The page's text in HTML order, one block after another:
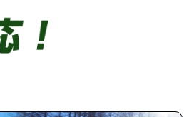
・HI）使
鋼管・銅
44,000円